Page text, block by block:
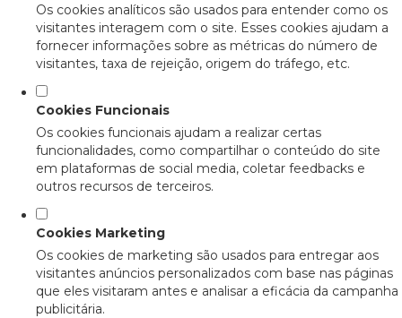
Os cookies analíticos são usados para entender como os
visitantes interagem com o site. Esses cookies ajudam a
fornecer informações sobre as métricas do número de
visitantes, taxa de rejeição, origem do tráfego, etc.
Cookies Funcionais
Os cookies funcionais ajudam a realizar certas
funcionalidades, como compartilhar o conteúdo do site
em plataformas de social media, coletar feedbacks e
outros recursos de terceiros.
Cookies Marketing
Os cookies de marketing são usados para entregar aos
visitantes anúncios personalizados com base nas páginas
que eles visitaram antes e analisar a eficácia da campanha
publicitária.